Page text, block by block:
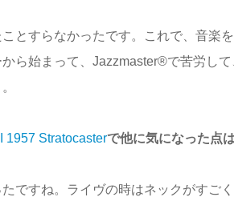
すらなかったです。これで、音楽
ら始まって、Jazzmaster®︎で苦労し
1957 Stratocasterで他に気になった点
すね。ライヴの時はネックがすご